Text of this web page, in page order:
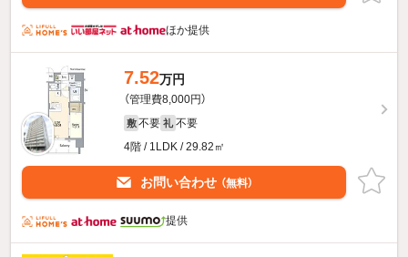
ほか提供
7.52万円
（管理費8,000円）
敷 不要 礼 不要
4階 / 1LDK / 29.82㎡
お問い合わせ （無料）
提供